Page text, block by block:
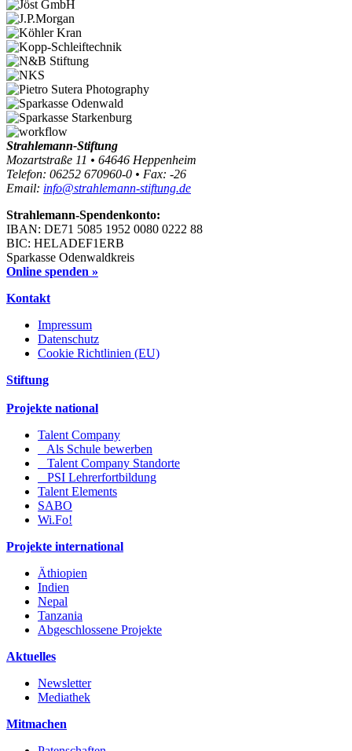
Strahlemann-Stiftung
Mozartstraße 11 • 64646 Heppenheim
Telefon: 06252 670960-0 • Fax: -26
Email: info@strahlemann-stiftung.de
Strahlemann-Spendenkonto:
IBAN: DE71 5085 1952 0080 0222 88
BIC: HELADEF1ERB
Sparkasse Odenwaldkreis
Online spenden »
Kontakt
Impressum
Datenschutz
Cookie Richtlinien (EU)
Stiftung
Projekte national
Talent Company
Als Schule bewerben
Talent Company Standorte
PSI Lehrerfortbildung
Talent Elements
SABO
Wi.Fo!
Projekte international
Äthiopien
Indien
Nepal
Tanzania
Abgeschlossene Projekte
Aktuelles
Newsletter
Mediathek
Mitmachen